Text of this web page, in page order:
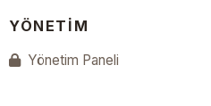
YÖNETIM
Yönetim Paneli